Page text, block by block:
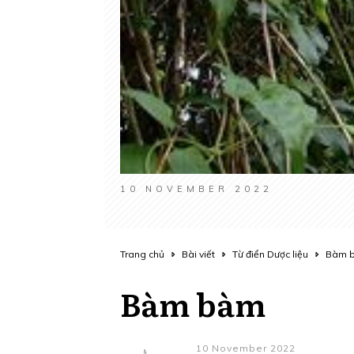
10 NOVEMBER 2022
Trang chủ Bài viết Từ điển Dược liệu Bàm
Bàm bàm
10 November 2022